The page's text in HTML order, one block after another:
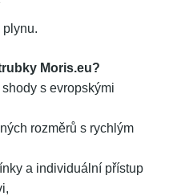
plynu.
Moris.eu?
s evropskými
rozměrů s rychlým
a individuální přístup